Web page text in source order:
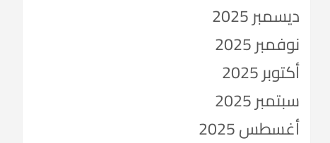
ديسمبر 2025
نوفمبر 2025
أكتوبر 2025
سبتمبر 2025
أغسطس 2025